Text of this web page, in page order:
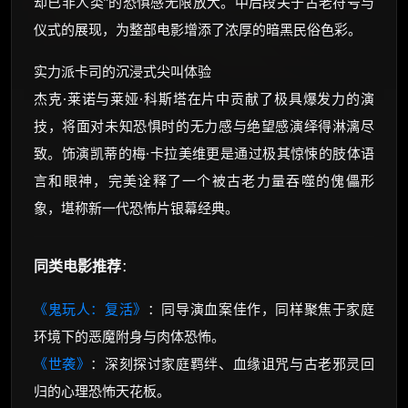
仪式的展现，为整部电影增添了浓厚的暗黑民俗色彩。
实力派卡司的沉浸式尖叫体验
杰克·莱诺与莱娅·科斯塔在片中贡献了极具爆发力的演
技，将面对未知恐惧时的无力感与绝望感演绎得淋漓尽
致。饰演凯蒂的梅·卡拉美维更是通过极其惊悚的肢体语
言和眼神，完美诠释了一个被古老力量吞噬的傀儡形
象，堪称新一代恐怖片银幕经典。
同类电影推荐：
《鬼玩人：复活》 ：同导演血案佳作，同样聚焦于家庭
环境下的恶魔附身与肉体恐怖。
《世袭》 ：深刻探讨家庭羁绊、血缘诅咒与古老邪灵回
归的心理恐怖天花板。